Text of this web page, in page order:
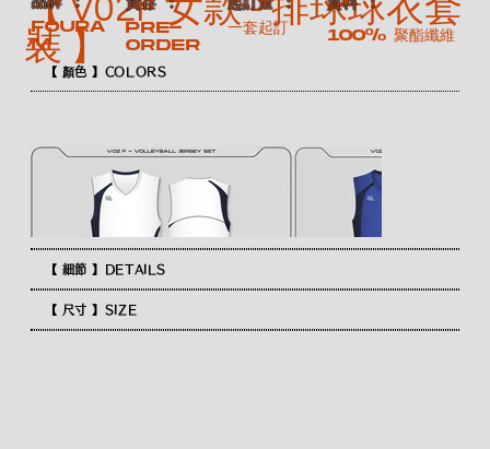
【 顏色 】COLORS
【 細節 】DETAILS
【 尺寸 】SIZE
【 V02F 女款 - 排球球衣套
裝 】
FOURA
M
Pre-
order
一套起訂
100% 聚酯纖維